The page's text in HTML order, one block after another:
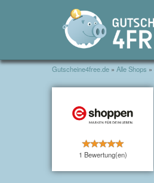
Gutscheine4free.de » Alle Shops »
1 Bewertung(en)